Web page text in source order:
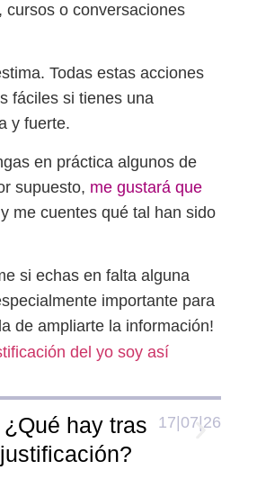
cursos o conversaciones
Todas estas acciones
fáciles si tienes una
y fuerte.
en práctica algunos de
supuesto, me gustará que
y me cuentes qué tal han sido
si echas en falta alguna
importante para
de ampliarte la información!
17|07|26
hay tras